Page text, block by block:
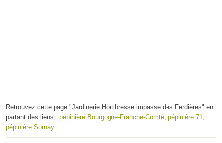
Retrouvez cette page "Jardinerie Hortibresse impasse des Ferdières" en
partant des liens : pépinière Bourgogne-Franche-Comté, pépinière 71,
pépinière Sornay.